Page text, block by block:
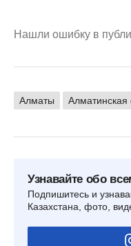
Нашли ошибку в
Алматы Алматинская
Узнавайте обо
Подпишитесь и
Казахстана, фото,